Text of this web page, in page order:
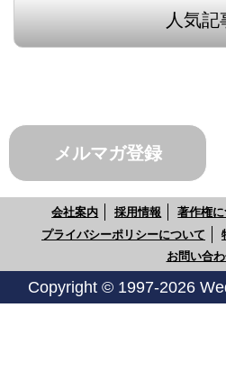
人気記
メルマガ登録
会社案内 採用情報 著作権
プライバシーポリシーについて
お問い合
Copyright © 1997-2026